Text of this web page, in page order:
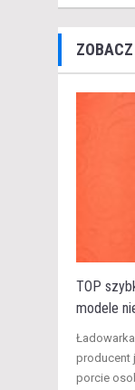
ZOBACZ
TOP
modele
producent
porcie